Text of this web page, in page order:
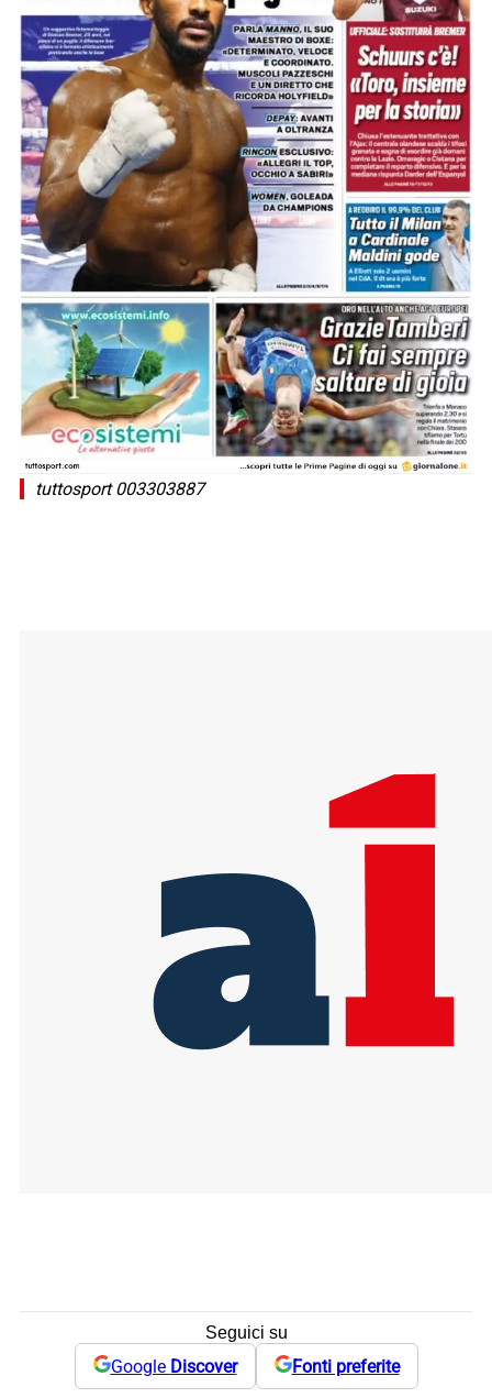
tuttosport 003303887
Seguici su
Google Discover Fonti preferite